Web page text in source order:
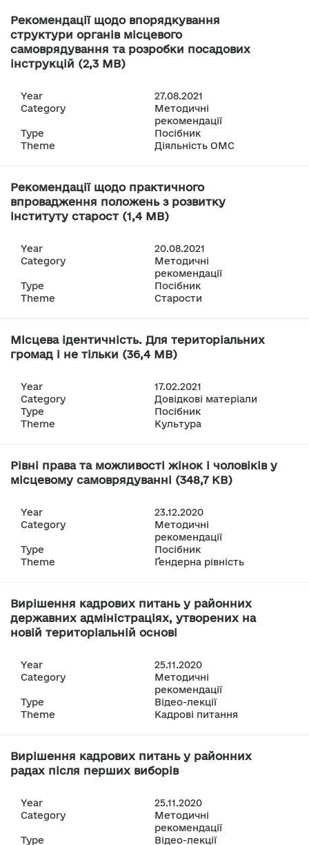
Рекомендації щодо впорядкування
структури органів місцевого
самоврядування та розробки посадових
інструкцій (2,3 MB)
Year
27.08.2021
Category
Методичні
рекомендації
Type
Посібник
Theme
Діяльність ОМС
Рекомендації щодо практичного
впровадження положень з розвитку
інституту старост (1,4 MB)
Year
20.08.2021
Category
Методичні
рекомендації
Type
Посібник
Theme
Старости
Місцева ідентичність. Для територіальних
громад і не тільки (36,4 MB)
Year
17.02.2021
Category
Довідкові матеріали
Type
Посібник
Theme
Культура
Рівні права та можливості жінок і чоловіків у
місцевому самоврядуванні (348,7 KB)
Year
23.12.2020
Category
Методичні
рекомендації
Type
Посібник
Theme
Ґендерна рівність
Вирішення кадрових питань у районних
державних адміністраціях, утворених на
новій територіальній основі
Year
25.11.2020
Category
Методичні
рекомендації
Type
Відео-лекції
Theme
Кадрові питання
Вирішення кадрових питань у районних
радах після перших виборів
Year
25.11.2020
Category
Методичні
рекомендації
Type
Відео-лекції